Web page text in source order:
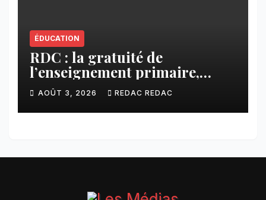
ÉDUCATION
RDC : la gratuité de
l’enseignement primaire,
vision phare du Président
Félix Tshisekedi réaffirmée
par une circulaire du
AOÛT 3, 2026 REDAC REDAC